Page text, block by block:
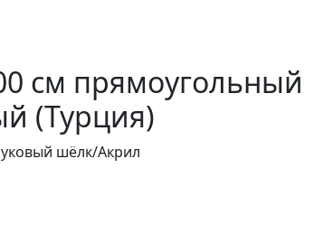
см прямоугольный
(Турция)
шёлк/Акрил